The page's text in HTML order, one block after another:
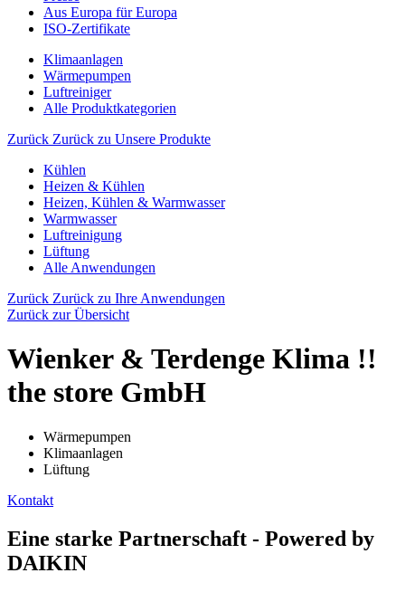
Aus Europa für Europa
ISO-Zertifikate
Klimaanlagen
Wärmepumpen
Luftreiniger
Alle Produktkategorien
Zurück Zurück zu Unsere Produkte
Kühlen
Heizen & Kühlen
Heizen, Kühlen & Warmwasser
Warmwasser
Luftreinigung
Lüftung
Alle Anwendungen
Zurück Zurück zu Ihre Anwendungen
Zurück zur Übersicht
Wienker & Terdenge Klima !!
the store GmbH
Wärmepumpen
Klimaanlagen
Lüftung
Kontakt
Eine starke Partnerschaft - Powered by
DAIKIN